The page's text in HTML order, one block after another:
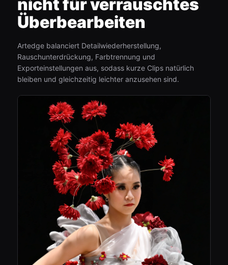
nicht für verrauschtes
Überbearbeiten
Artedge balanciert Detailwiederherstellung,
Rauschunterdrückung, Farbtrennung und
Exporteinstellungen aus, sodass kurze Clips natürlich
bleiben und gleichzeitig leichter anzusehen sind.